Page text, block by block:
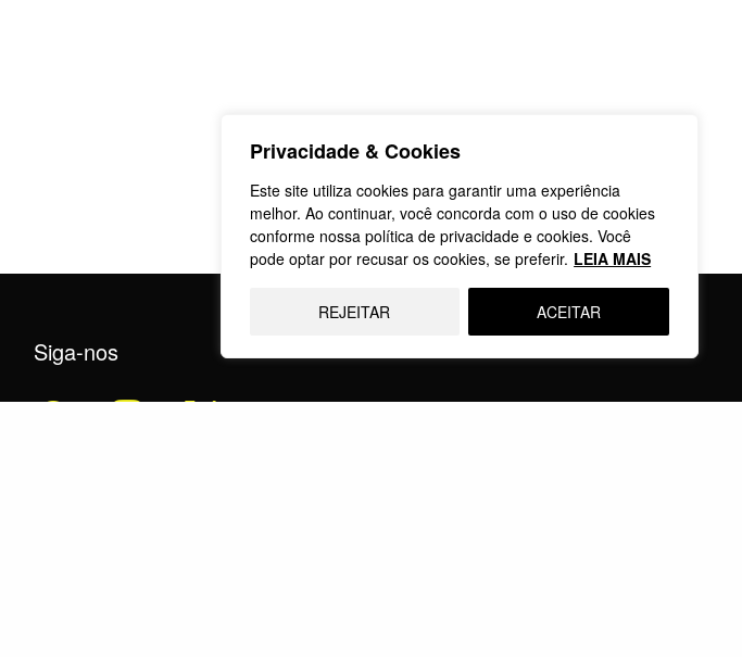
Privacidade & Cookies
Este site utiliza cookies para garantir uma experiência
melhor. Ao continuar, você concorda com o uso de cookies
conforme nossa política de privacidade e cookies. Você
pode optar por recusar os cookies, se preferir. LEIA MAIS
REJEITAR ACEITAR
Siga-nos